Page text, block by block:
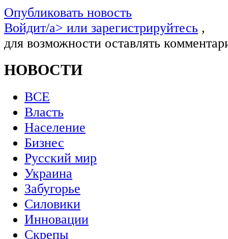
Опубликовать новость
Войдит/a> или зарегистрируйтесь ,
для возможности оставлять
НОВОСТИ
ВСЕ
Власть
Население
Бизнес
Русский мир
Украина
Забугорье
Силовики
Инновации
Скрепы